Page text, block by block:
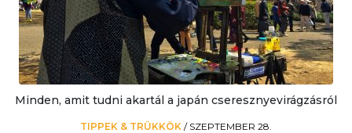
Minden, amit tudni akartál a japán cseresznyevirágzásról
TIPPEK & TRÜKKÖK / SZEPTEMBER 28.